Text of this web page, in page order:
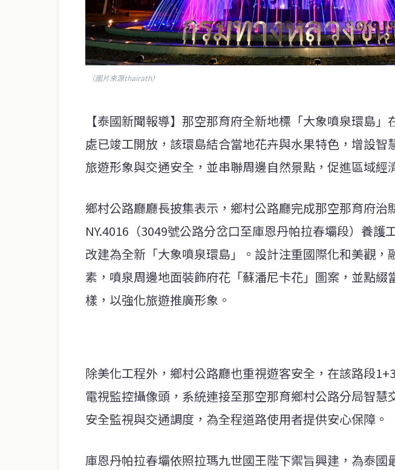
（圖片來源thairath）
【泰國新聞報導】那空那育府全新地標「大象噴泉環島」
處已竣工開放，該環島結合當地花卉與水果特色，增設智
旅遊形象與交通安全，並串聯周邊自然景點，促進區域經
鄉村公路廳廳長披集表示，鄉村公路廳完成那空那育府治
NY.4016（3049號公路分岔口至庫恩丹帕拉春壩段）養護
改建為全新「大象噴泉環島」。設計注重國際化和美觀，
素，噴泉周邊地面裝飾府花「蘇潘尼卡花」圖案，並點綴
樣，以強化旅遊推廣形象。
除美化工程外，鄉村公路廳也重視遊客安全，在該路段
電視監控攝像頭，系統連接至那空那育鄉村公路分局智慧
安全監視與交通調度，為全程道路使用者提供安心保障。
庫恩丹帕拉春壩依照拉瑪九世國王陛下禦旨興建，為泰國